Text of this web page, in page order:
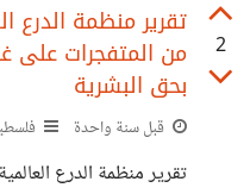
2 من المتفجرات على
بحق البشرية
قبل سنة واحدة